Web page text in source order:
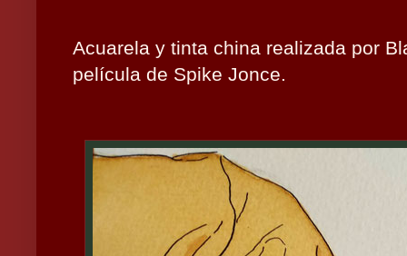
Acuarela y tinta china realizada por
película de Spike Jonce.